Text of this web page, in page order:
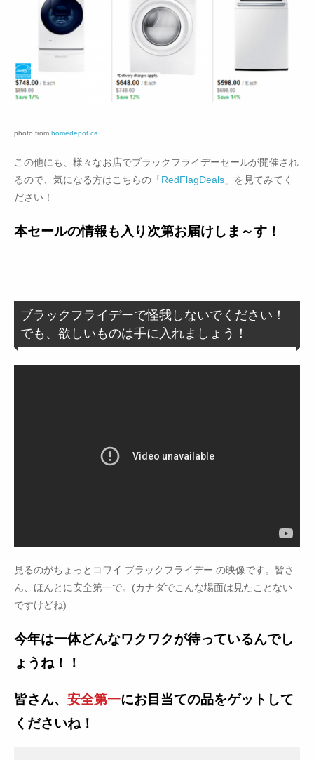
photo from homedepot.ca
この他にも、様々なお店でブラックフライデーセールが開催され
るので、気になる方はこちらの 「RedFlagDeals」 を見てみてく
ださい！
本セールの情報も入り次第お届けしま～す！
ブラックフライデーで怪我しないでください！
でも、欲しいものは手に入れましょう！
見るのがちょっとコワイ ブラックフライデー の映像です。皆さ
ん、ほんとに安全第一で。(カナダでこんな場面は見たことない
ですけどね)
今年は一体どんなワクワクが待っているんでし
ょうね！！
皆さん、 安全第一にお目当ての品をゲットして
くださいね！